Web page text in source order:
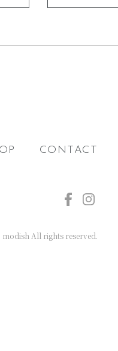
CONTACT
All rights reserved.